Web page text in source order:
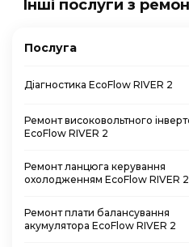
Інші послуги з
Послуга
Діагностика EcoFlow RIVER 2
Ремонт високовольтного
EcoFlow RIVER 2
Ремонт ланцюга керування
охолодженням EcoFlow RIVER 2
Ремонт плати балансування
акумулятора EcoFlow RIVER 2